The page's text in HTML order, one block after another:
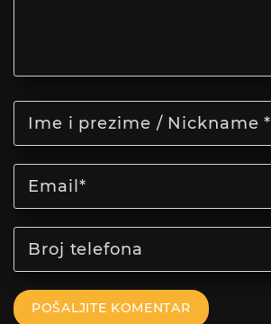
POŠALJITE KOMENTAR